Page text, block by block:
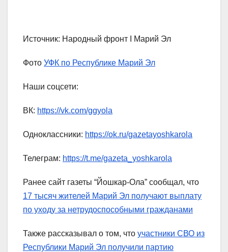
Источник: Народный фронт I Марий Эл
Фото УФК по Республике Марий Эл
Наши соцсети:
ВК: https://vk.com/ggyola
Одноклассники: https://ok.ru/gazetayoshkarola
Телеграм: https://t.me/gazeta_yoshkarola
Ранее сайт газеты “Йошкар-Ола” сообщал, что
17 тысяч жителей Марий Эл получают выплату
по уходу за нетрудоспособными гражданами
Также рассказывал о том, что участники СВО из
Республики Марий Эл получили партию